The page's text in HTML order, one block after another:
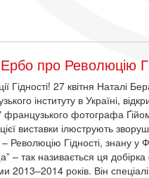
про Революцію
Гідності! 27 квітня Наталі
інституту в Україні,
французького фотографа
виставки ілюструють
– Революцію Гідності, знану у
– так називається ця
2013–2014 років. Він